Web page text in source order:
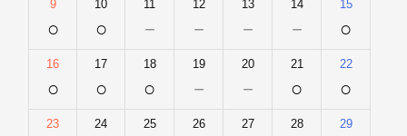
9
○
10
○
11
－
12
－
13
－
14
－
15
○
16
○
17
○
18
○
19
－
20
－
21
○
22
○
23 24 25 26 27 28 29